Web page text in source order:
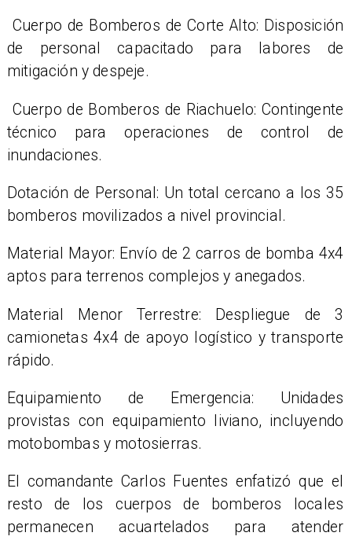
Cuerpo de Bomberos de Corte Alto: Disposición
de personal capacitado para labores de
mitigación y despeje.
Cuerpo de Bomberos de Riachuelo: Contingente
técnico para operaciones de control de
inundaciones.
Dotación de Personal: Un total cercano a los 35
bomberos movilizados a nivel provincial.
Material Mayor: Envío de 2 carros de bomba 4x4
aptos para terrenos complejos y anegados.
Material Menor Terrestre: Despliegue de 3
camionetas 4x4 de apoyo logístico y transporte
rápido.
Equipamiento de Emergencia: Unidades
provistas con equipamiento liviano, incluyendo
motobombas y motosierras.
​El comandante Carlos Fuentes enfatizó que el
resto de los cuerpos de bomberos locales
permanecen acuartelados para atender